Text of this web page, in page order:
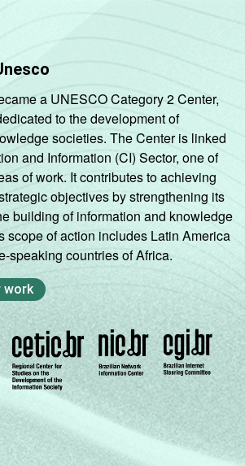
a UNESCO Category 2 Center,
to the development of
societies. The Center is linked
and Information (CI) Sector, one of
of work. It contributes to achieving
objectives by strengthening its
building of information and knowledge
scope of action includes Latin America
speaking countries of Africa.
work